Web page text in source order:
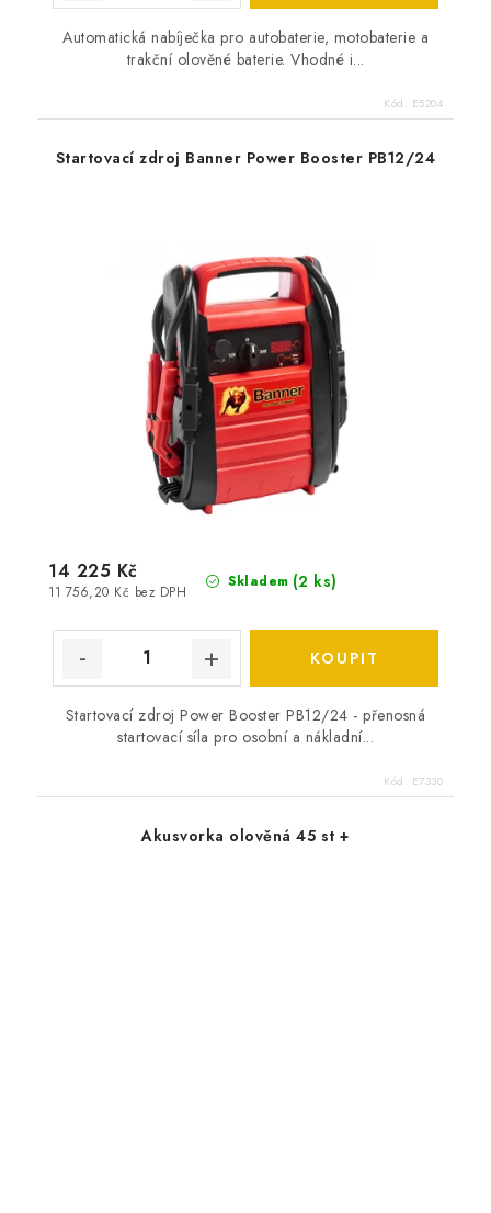
Automatická nabíječka pro autobaterie, motobaterie a
trakční olověné baterie. Vhodné i...
Kód: E5204
Startovací zdroj Banner Power Booster PB12/24
Skladem (2 ks)
11 756,20 Kč bez DPH
14 225 Kč
Startovací zdroj Power Booster PB12/24 - přenosná
startovací síla pro osobní a nákladní...
Kód: E7330
Akusvorka olověná 45 st +